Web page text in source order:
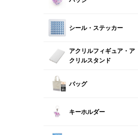
シール・ステッカー
アクリルフィギュア・ア
クリルスタンド
バッグ
キーホルダー